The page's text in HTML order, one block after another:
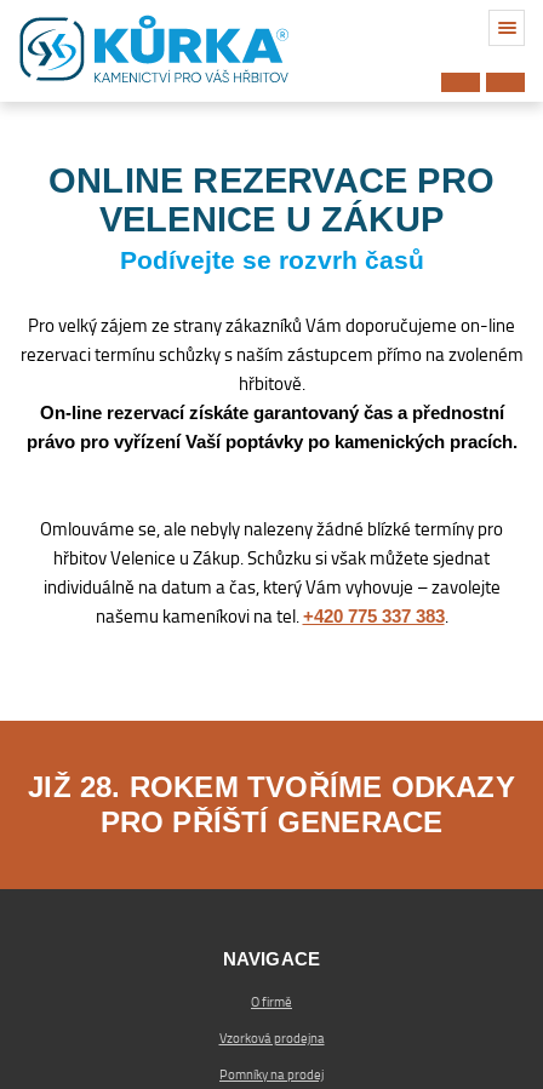
ONLINE REZERVACE PRO
VELENICE U ZÁKUP
Podívejte se rozvrh časů
Pro velký zájem ze strany zákazníků Vám doporučujeme on-line
rezervaci termínu schůzky s naším zástupcem přímo na zvoleném
hřbitově.
On-line rezervací získáte garantovaný čas a přednostní
právo pro vyřízení Vaší poptávky po kamenických pracích.
Omlouváme se, ale nebyly nalezeny žádné blízké termíny pro
hřbitov Velenice u Zákup. Schůzku si však můžete sjednat
individuálně na datum a čas, který Vám vyhovuje – zavolejte
našemu kameníkovi na tel.+420 775 337 383.
JIŽ 28. ROKEM TVOŘÍME ODKAZY
PRO PŘÍŠTÍ GENERACE
NAVIGACE
O firmě
Vzorková prodejna
Pomníky na prodej